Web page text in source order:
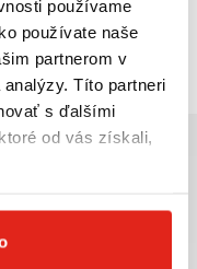
používame
používate naše
partnerom v
Títo partneri
s ďalšími
od vás získali,